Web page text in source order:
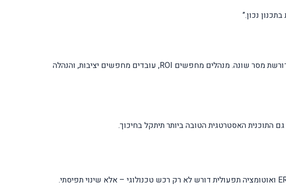
נכון.”
מיפוי stakeholders הוא שלב קריטי. יש לזהות מנהלים בכירים, מנהלי ביניים ועובדים משפיעים. כל קבוצה דורשת מסר שונה. מנהלים מחפשים ROI, עובדים מחפשים יציבות, והנהלה
התוכנית האסטרטגית הטובה ביותר תיתקל בחיכוך.
בשנים האחרונות, change management מזוהה בעיקר עם טרנספורמציה דיגיטלית. מעבר למערכות ERP, CRM ואוטומציה תפעולית דורש לא רק רכש טכנולוגי – אלא שינוי תפיסתי.